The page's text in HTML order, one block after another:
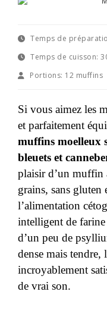
Temps de
Temps de cuisson:
Portions: 12 muffins
Si vous aimez les
et parfaitement
muffins moelleux
bleuets et
plaisir d’un muffin
grains, sans gluten
l’alimentation
intelligent de
d’un peu de
dense mais tendre,
incroyablement
de vrai son.